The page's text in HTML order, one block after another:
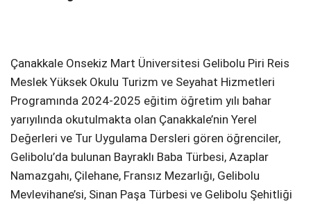
Çanakkale Onsekiz Mart Üniversitesi Gelibolu Piri Reis
Meslek Yüksek Okulu Turizm ve Seyahat Hizmetleri
Programında 2024-2025 eğitim öğretim yılı bahar
yarıyılında okutulmakta olan Çanakkale’nin Yerel
Değerleri ve Tur Uygulama Dersleri gören öğrenciler,
Gelibolu’da bulunan Bayraklı Baba Türbesi, Azaplar
Namazgahı, Çilehane, Fransız Mezarlığı, Gelibolu
Mevlevihane’si, Sinan Paşa Türbesi ve Gelibolu Şehitliği